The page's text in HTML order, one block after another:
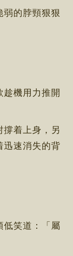
的脖頸狠狠
機用力推開
着上身，另
迅速消失的背
笑道：「屬